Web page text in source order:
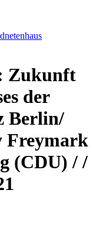
Zukunft
der
Berlin/
Freymark
(CDU) / /